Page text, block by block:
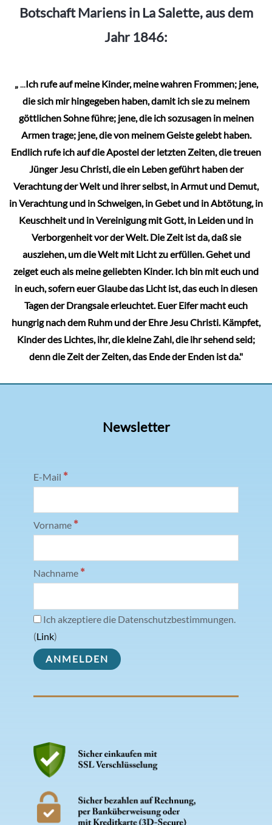
Botschaft Mariens in La Salette, aus dem
Jahr 1846:
„...Ich rufe auf meine Kinder, meine wahren Frommen; jene,
die sich mir hingegeben haben, damit ich sie zu meinem
göttlichen Sohne führe; jene, die ich sozusagen in meinen
Armen trage; jene, die von meinem Geiste gelebt haben.
Endlich rufe ich auf die Apostel der letzten Zeiten, die treuen
Jünger Jesu Christi, die ein Leben geführt haben der
Verachtung der Welt und ihrer selbst, in Armut und Demut,
in Verachtung und in Schweigen, in Gebet und in Abtötung, in
Keuschheit und in Vereinigung mit Gott, in Leiden und in
Verborgenheit vor der Welt. Die Zeit ist da, daß sie
ausziehen, um die Welt mit Licht zu erfüllen. Gehet und
zeiget euch als meine geliebten Kinder. Ich bin mit euch und
in euch, sofern euer Glaube das Licht ist, das euch in diesen
Tagen der Drangsale erleuchtet. Euer Eifer macht euch
hungrig nach dem Ruhm und der Ehre Jesu Christi. Kämpfet,
Kinder des Lichtes, ihr, die kleine Zahl, die ihr sehend seid;
denn die Zeit der Zeiten, das Ende der Enden ist da."
Newsletter
E-Mail *
Vorname *
Nachname *
Ich akzeptiere die Datenschutzbestimmungen.
(Link)